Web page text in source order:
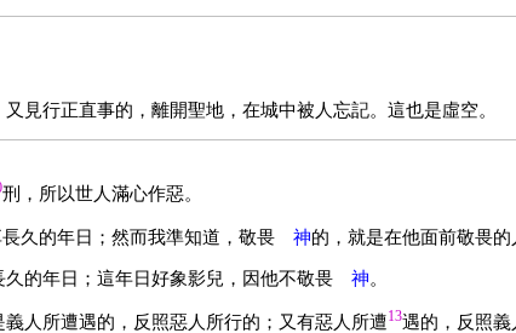
又見行正直事的，離開聖地，在城中被人忘記。這也是虛空。
刑，所以世人滿心作惡。
久的年日；然而我準知道，敬畏 神的，就是在他面前敬畏
的年日；這年日好象影兒，因他不敬畏 神。
人所遭遇的，反照惡人所行的；又有惡人所遭13遇的，反照